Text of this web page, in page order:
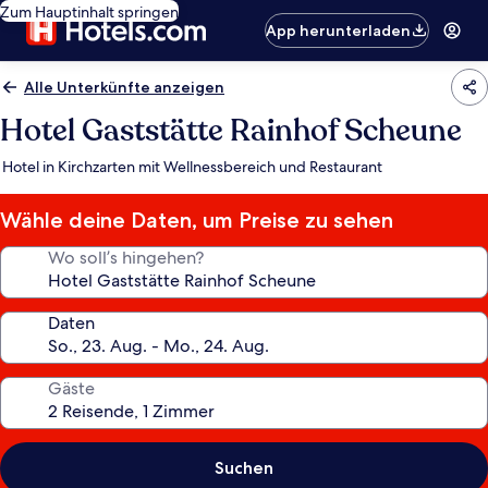
Zum Hauptinhalt springen
App herunterladen
Alle Unterkünfte anzeigen
Hotel Gaststätte Rainhof Scheune
Hotel in Kirchzarten mit Wellnessbereich und Restaurant
Wähle deine Daten, um Preise zu sehen
Wo soll’s hingehen?
Daten
Gäste
Suchen